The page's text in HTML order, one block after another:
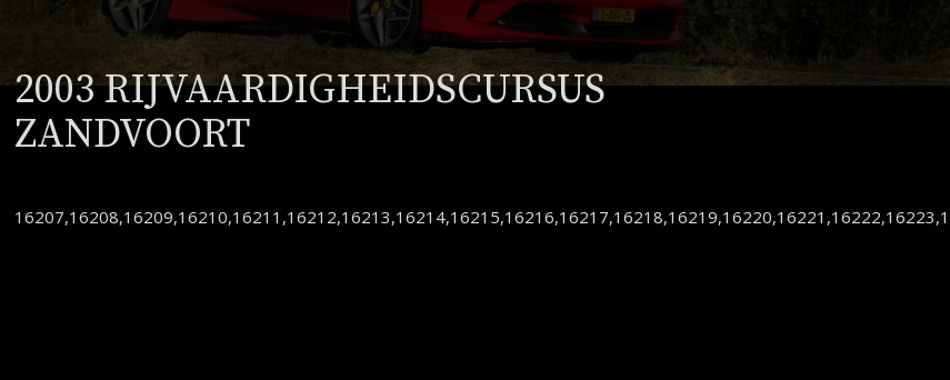
2003 RIJVAARDIGHEIDSCURSUS
ZANDVOORT